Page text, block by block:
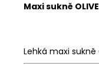
Maxi sukně
Lehká maxi